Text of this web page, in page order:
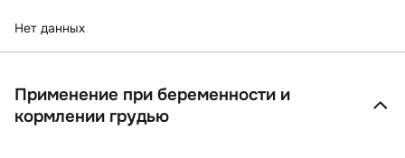
Нет данных
Применение при беременности и
кормлении грудью